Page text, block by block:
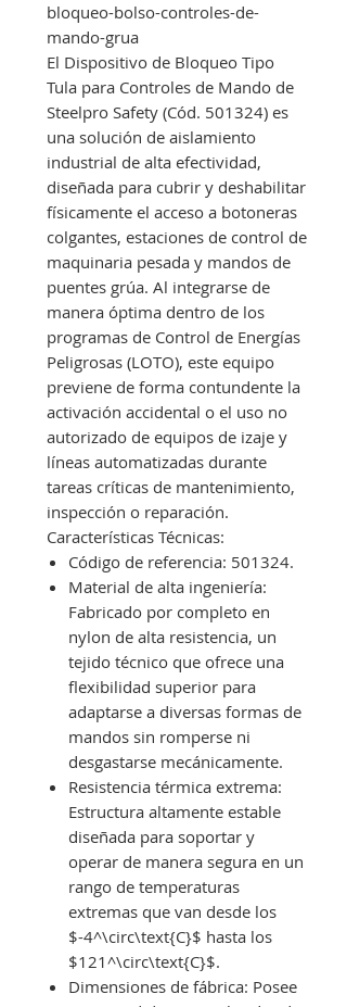
bloqueo-bolso-controles-de-
mando-grua
El Dispositivo de Bloqueo Tipo
Tula para Controles de Mando de
Steelpro Safety (Cód. 501324) es
una solución de aislamiento
industrial de alta efectividad,
diseñada para cubrir y deshabilitar
físicamente el acceso a botoneras
colgantes, estaciones de control de
maquinaria pesada y mandos de
puentes grúa. Al integrarse de
manera óptima dentro de los
programas de Control de Energías
Peligrosas (LOTO), este equipo
previene de forma contundente la
activación accidental o el uso no
autorizado de equipos de izaje y
líneas automatizadas durante
tareas críticas de mantenimiento,
inspección o reparación.
Características Técnicas:
Código de referencia: 501324.
Material de alta ingeniería:
Fabricado por completo en
nylon de alta resistencia, un
tejido técnico que ofrece una
flexibilidad superior para
adaptarse a diversas formas de
mandos sin romperse ni
desgastarse mecánicamente.
Resistencia térmica extrema:
Estructura altamente estable
diseñada para soportar y
operar de manera segura en un
rango de temperaturas
extremas que van desde los
$-4^\circ\text{C}$ hasta los
$121^\circ\text{C}$.
Dimensiones de fábrica: Posee